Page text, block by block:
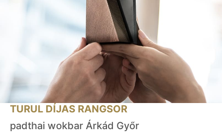
TURUL DÍJAS RANGSOR
padthai wokbar Árkád Győr